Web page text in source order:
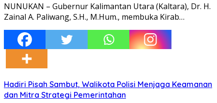
NUNUKAN – Gubernur Kalimantan Utara (Kaltara), Dr. H.
Zainal A. Paliwang, S.H., M.Hum., membuka Kirab…
Hadiri Pisah Sambut, Walikota Polisi Menjaga Keamanan
dan Mitra Strategi Pemerintahan